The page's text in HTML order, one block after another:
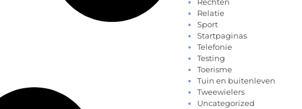
Relatie
Sport
Startpaginas
Telefonie
Testing
Toerisme
Tuin en buitenleven
Tweewielers
Uncategorized